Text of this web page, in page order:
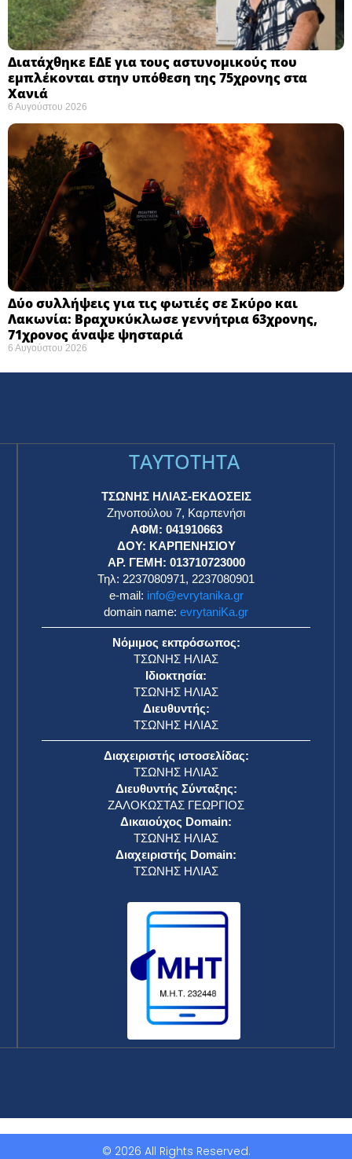
Διατάχθηκε ΕΔΕ για τους αστυνομικούς που
εμπλέκονται στην υπόθεση της 75χρονης στα
Χανιά
6 Αυγούστου 2026
Δύο συλλήψεις για τις φωτιές σε Σκύρο και
Λακωνία: Βραχυκύκλωσε γεννήτρια 63χρονης,
71χρονος άναψε ψησταριά
6 Αυγούστου 2026
TAYTOTHTA
ΤΣΩΝΗΣ ΗΛΙΑΣ-ΕΚΔΟΣΕΙΣ
Ζηνοπούλου 7, Καρπενήσι
ΑΦΜ: 041910663
ΔΟΥ: ΚΑΡΠΕΝΗΣΙΟΥ
ΑΡ. ΓΕΜΗ: 013710723000
Τηλ: 2237080971, 2237080901
e-mail: info@evrytanika.gr
domain name: evrytaniKa.gr
Νόμιμος εκπρόσωπος:
ΤΣΩΝΗΣ ΗΛΙΑΣ
Ιδιοκτησία:
ΤΣΩΝΗΣ ΗΛΙΑΣ
Διευθυντής:
ΤΣΩΝΗΣ ΗΛΙΑΣ
Διαχειριστής ιστοσελίδας:
ΤΣΩΝΗΣ ΗΛΙΑΣ
Διευθυντής Σύνταξης:
ΖΑΛΟΚΩΣΤΑΣ ΓΕΩΡΓΙΟΣ
Δικαιούχος Domain:
ΤΣΩΝΗΣ ΗΛΙΑΣ
Διαχειριστής Domain:
ΤΣΩΝΗΣ ΗΛΙΑΣ
© 2026 All Rights Reserved.